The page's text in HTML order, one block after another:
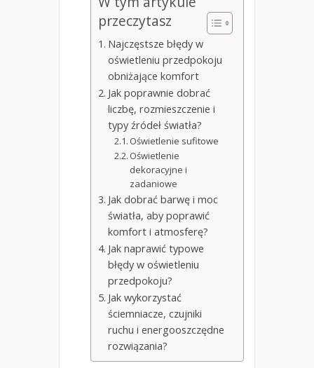
przeczytasz
Najczęstsze błędy w
oświetleniu przedpokoju
obniżające komfort
Jak poprawnie dobrać
liczbę, rozmieszczenie i
typy źródeł światła?
Oświetlenie sufitowe
Oświetlenie
dekoracyjne i
zadaniowe
Jak dobrać barwę i moc
światła, aby poprawić
komfort i atmosferę?
Jak naprawić typowe
błędy w oświetleniu
przedpokoju?
Jak wykorzystać
ściemniacze, czujniki
ruchu i energooszczędne
rozwiązania?